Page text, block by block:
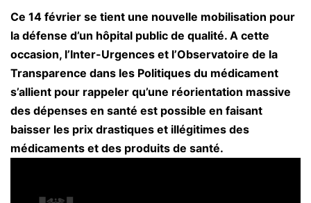
Ce 14 février se tient une nouvelle mobilisation pour
la défense d’un hôpital public de qualité. A cette
occasion, l’Inter-Urgences et l’Observatoire de la
Transparence dans les Politiques du médicament
s’allient pour rappeler qu’une réorientation massive
des dépenses en santé est possible en faisant
baisser les prix drastiques et illégitimes des
médicaments et des produits de santé.